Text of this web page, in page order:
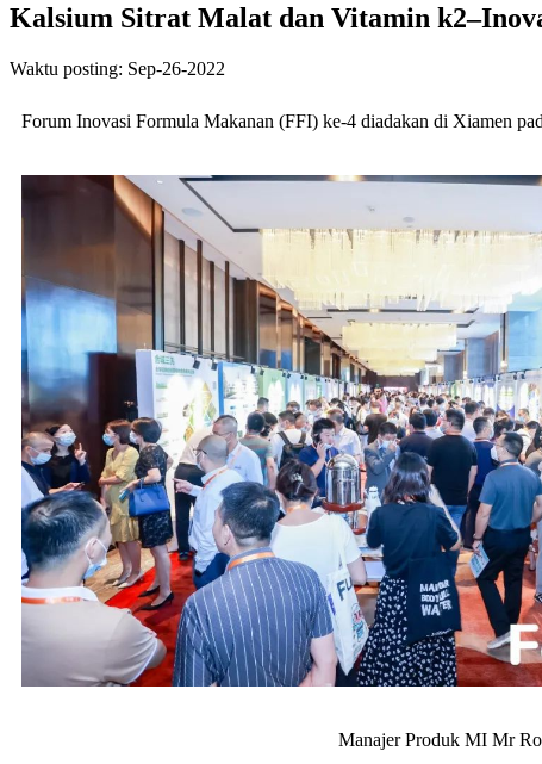
Kalsium Sitrat Malat dan Vitamin
Waktu posting: Sep-26-2022
Forum Inovasi Formula Makanan (FFI) ke-4 diadakan di Xiamen
Manajer Produk MI Mr